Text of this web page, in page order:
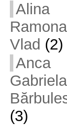
Alina
Ramona
Vlad (2)
Anca
Gabriela
(3)